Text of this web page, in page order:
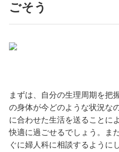
ごそう
まずは、自分の生理周期を把
の身体が今どのような状況な
に合わせた生活を送ることに
快適に過ごせるでしょう。ま
ぐに婦人科に相談するように